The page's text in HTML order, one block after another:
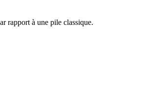
rapport à une pile classique.